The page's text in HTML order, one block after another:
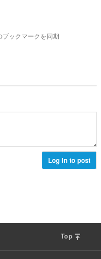
ックマークを同期
Log in to post
Top